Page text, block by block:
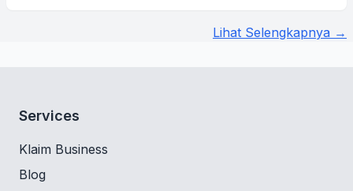
Lihat Selengkapnya →
Services
Klaim Business
Blog